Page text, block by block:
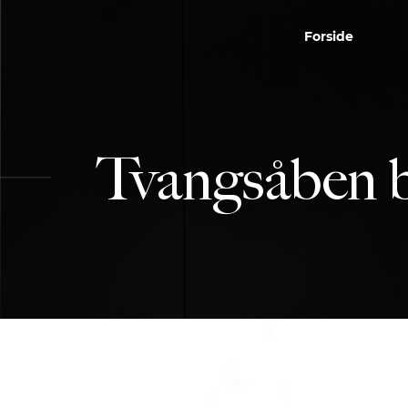
Forside
Tvangsåben